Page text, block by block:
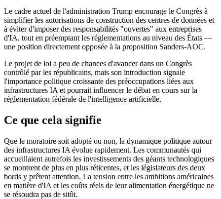
Le cadre actuel de l'administration Trump encourage le Congrès à
simplifier les autorisations de construction des centres de données et
à éviter d'imposer des responsabilités "ouvertes" aux entreprises
d'IA, tout en préemptant les réglementations au niveau des États —
une position directement opposée à la proposition Sanders-AOC.
Le projet de loi a peu de chances d'avancer dans un Congrès
contrôlé par les républicains, mais son introduction signale
l'importance politique croissante des préoccupations liées aux
infrastructures IA et pourrait influencer le débat en cours sur la
réglementation fédérale de l'intelligence artificielle.
Ce que cela signifie
Que le moratoire soit adopté ou non, la dynamique politique autour
des infrastructures IA évolue rapidement. Les communautés qui
accueillaient autrefois les investissements des géants technologiques
se montrent de plus en plus réticentes, et les législateurs des deux
bords y prêtent attention. La tension entre les ambitions américaines
en matière d'IA et les coûts réels de leur alimentation énergétique ne
se résoudra pas de sitôt.